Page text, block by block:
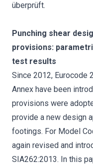
überprüft.
Punching shear
provisions:
test results
Since 2012, Eurocode
Annex have been
provisions were
provide a new design
footings. For Model
again revised and
SIA262:2013. In this